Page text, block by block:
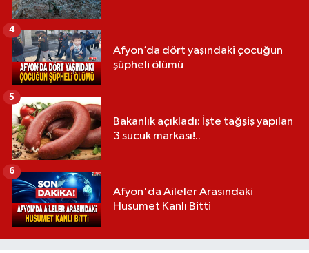
Afyon’da dört yaşındaki çocuğun
şüpheli ölümü
4
Bakanlık açıkladı: İşte tağşiş yapılan
3 sucuk markası!..
5
Afyon'da Aileler Arasındaki
Husumet Kanlı Bitti
6